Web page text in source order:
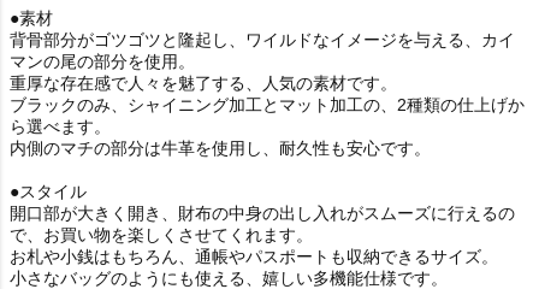
●素材
背骨部分がゴツゴツと隆起し、ワイルドなイメージを与える、カイ
マンの尾の部分を使用。
重厚な存在感で人々を魅了する、人気の素材です。
ブラックのみ、シャイニング加工とマット加工の、2種類の仕上げか
ら選べます。
内側のマチの部分は牛革を使用し、耐久性も安心です。
●スタイル
開口部が大きく開き、財布の中身の出し入れがスムーズに行えるの
で、お買い物を楽しくさせてくれます。
お札や小銭はもちろん、通帳やパスポートも収納できるサイズ。
小さなバッグのようにも使える、嬉しい多機能仕様です。